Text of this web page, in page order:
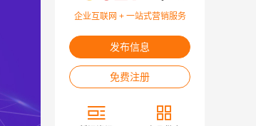
企业互联网 + 一站式营销服务
发布信息
免费注册